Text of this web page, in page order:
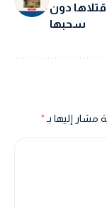
دون
سحبها
مشار إليها بـ